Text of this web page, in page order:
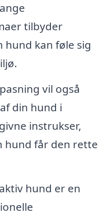
tilbyder
hund kan føle sig
vil også
din hund i
instrukser,
hund får den rette
hund er en